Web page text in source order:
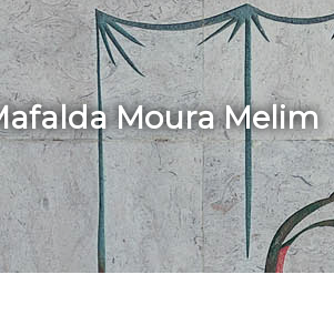
Moura Melim